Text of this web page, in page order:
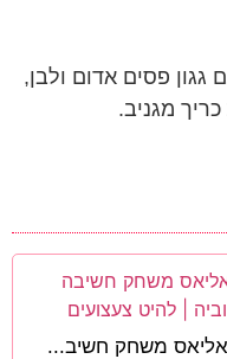
פסים אדום ולבן,
מגניב.
אליאס משחק חשיב...